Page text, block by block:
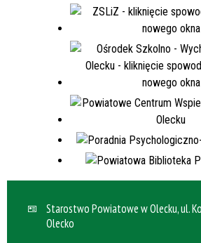
Starostwo Powiatowe w Olecku, ul.
Olecko